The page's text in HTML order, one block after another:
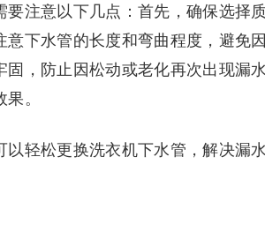
要注意以下几点：首先，确保选择
意下水管的长度和弯曲程度，避免
固，防止因松动或老化再次出现漏
。
轻松更换洗衣机下水管，解决漏